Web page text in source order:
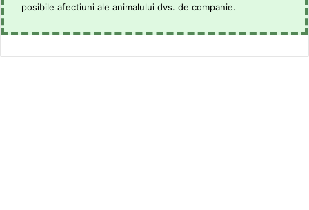
posibile afectiuni ale animalului dvs. de companie.